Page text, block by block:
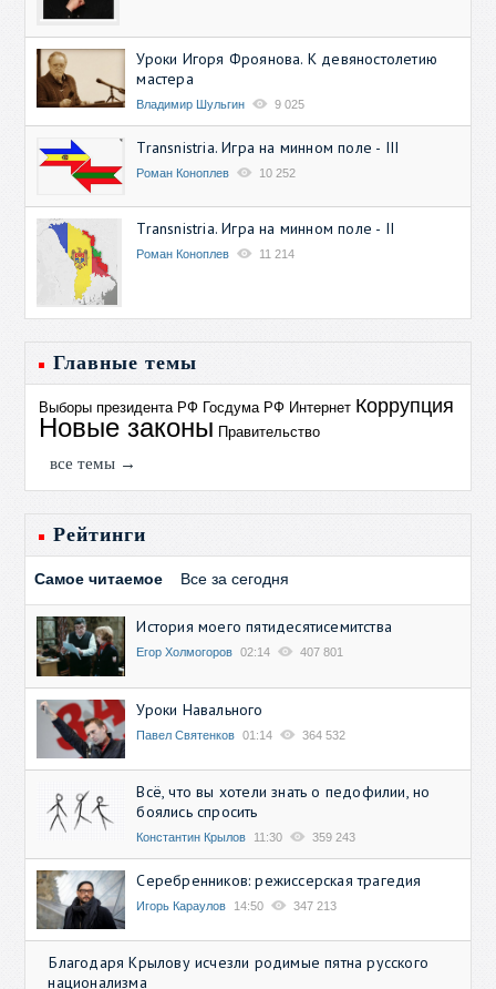
Уроки Игоря Фроянова. К девяностолетию
мастера
Владимир Шульгин 9 025
Transnistria. Игра на минном поле - III
Роман Коноплев 10 252
Transnistria. Игра на минном поле - II
Роман Коноплев 11 214
Главные темы
Выборы президента РФ Госдума РФ Интернет Коррупция
Новые законы Правительство
все темы →
Рейтинги
Самое читаемое Все за сегодня
История моего пятидесятисемитства
Егор Холмогоров 02:14 407 801
Уроки Навального
Павел Святенков 01:14 364 532
Всё, что вы хотели знать о педофилии, но
боялись спросить
Константин Крылов 11:30 359 243
Серебренников: режиссерская трагедия
Игорь Караулов 14:50 347 213
Благодаря Крылову исчезли родимые пятна русского
национализма